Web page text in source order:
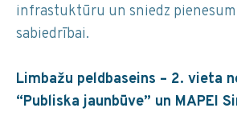
infrastuktūru un sniedz
sabiedrībai.
Limbažu peldbaseins – 2. vieta
“Publiska jaunbūve” un MAPEI